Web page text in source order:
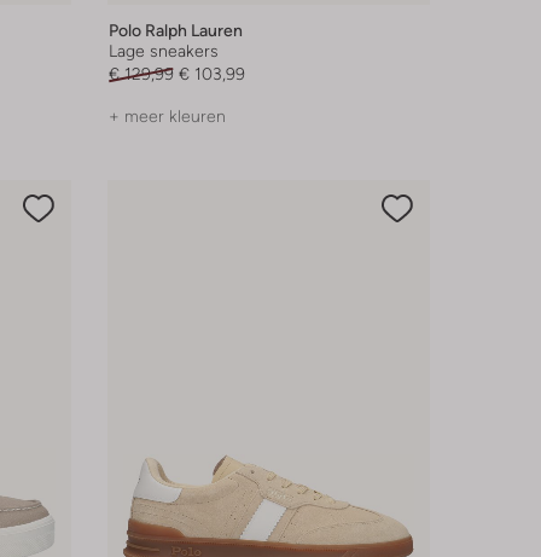
Polo Ralph Lauren
Lage sneakers
€ 129,99 € 103,99
+ meer kleuren